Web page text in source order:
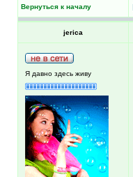
Вернуться к началу
jerica
Я давно здесь живу